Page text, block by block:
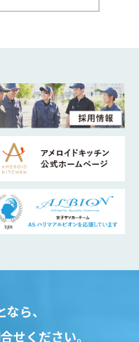
ら、
せください。